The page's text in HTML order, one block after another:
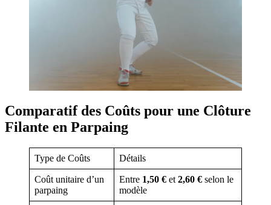
Comparatif des Coûts pour une Clôture
Filante en Parpaing
Type de Coûts Détails
Coût unitaire d’un
parpaing
Entre 1,50 € et 2,60 € selon le
modèle